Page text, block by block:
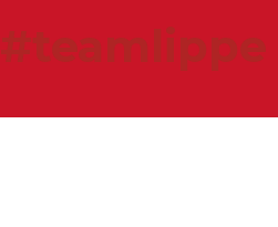
#teamlippe